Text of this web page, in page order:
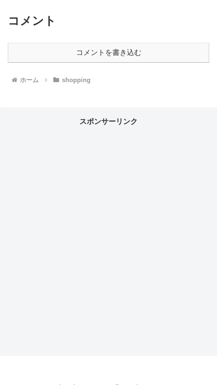
コメント
コメントを書き込む
ホーム shopping
スポンサーリンク